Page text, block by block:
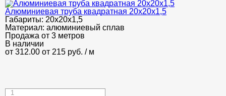
Алюминиевая труба квадратная 20х20х1,5
Габариты: 20х20х1,5
Материал: алюминиевый сплав
Продажа от 3 метров
В наличии
от 312.00 от 215 руб. / м